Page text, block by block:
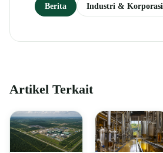
Berita Industri & Korporasi
Artikel Terkait